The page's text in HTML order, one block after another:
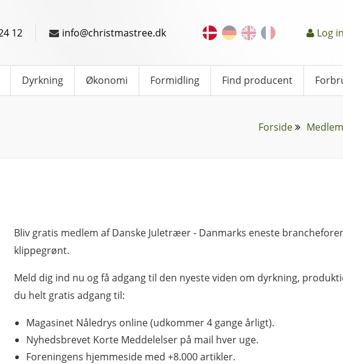
12 info@christmastree.dk Log
Dyrkning Økonomi Formidling Find producent
Forside
Bliv gratis medlem af Danske Juletræer - Danmarks eneste
klippegrønt.
Meld dig ind nu og få adgang til den nyeste viden om dyrkning,
du helt gratis adgang til:
Magasinet Nåledrys online (udkommer 4 gange årligt).
Nyhedsbrevet Korte Meddelelser på mail hver uge.
Foreningens hjemmeside med +8.000 artikler.